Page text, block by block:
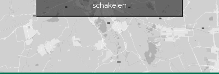
schakelen